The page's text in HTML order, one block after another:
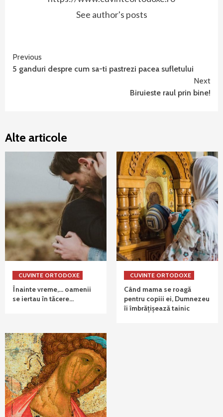
See author's posts
Continue
Reading
Previous
5 ganduri despre cum sa-ti pastrezi pacea sufletului
Next
Biruieste raul prin bine!
Alte articole
CUVINTE ORTODOXE
Înainte vreme,… oamenii
se iertau în tăcere…
CUVINTE ORTODOXE
Când mama se roagă
pentru copiii ei, Dumnezeu
îi îmbrățișează tainic